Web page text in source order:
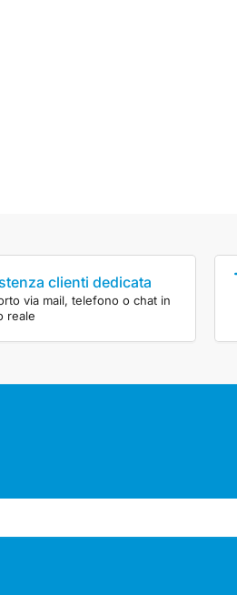
clienti dedicata
via mail, telefono o chat in
reale